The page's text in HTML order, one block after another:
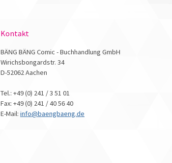
Kontakt
BÄNG BÄNG Comic - Buchhandlung GmbH
Wirichsbongardstr. 34
D-52062 Aachen
Tel.: +49 (0) 241 / 3 51 01
Fax: +49 (0) 241 / 40 56 40
E-Mail: info@baengbaeng.de